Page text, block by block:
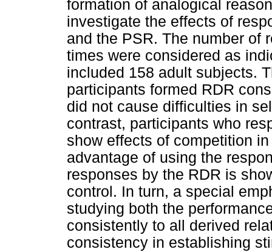
formation of analogical
investigate the effects of
and the PSR. The number of
times were considered as
included 158 adult subjects.
participants formed RDR
did not cause difficulties in
contrast, participants who
show effects of competition
advantage of using the
responses by the RDR is
control. In turn, a special
studying both the
consistently to all derived
consistency in establishing